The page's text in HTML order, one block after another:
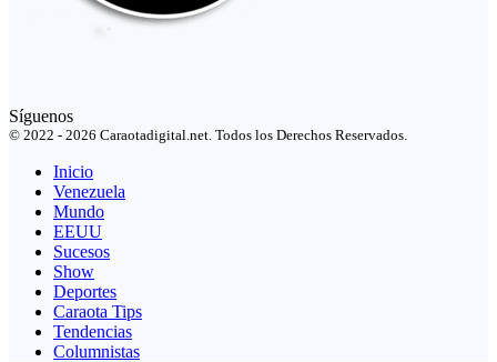
Síguenos
© 2022 - 2026 Caraotadigital.net. Todos los Derechos Reservados.
Inicio
Venezuela
Mundo
EEUU
Sucesos
Show
Deportes
Caraota Tips
Tendencias
Columnistas